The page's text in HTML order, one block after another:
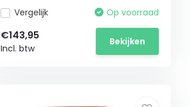
Vergelijk Op voorraad
€143,95
Incl. btw
Bekijken